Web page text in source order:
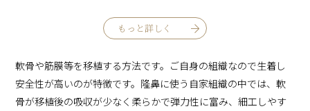
もっと詳しく
軟骨や筋膜等を移植する方法です。ご自身の組織なので生着し
安全性が高いのが特徴です。隆鼻に使う自家組織の中では、軟
骨が移植後の吸収が少なく柔らかで弾力性に富み、細工しやす